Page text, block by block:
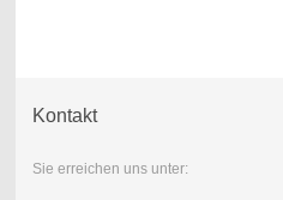
Kontakt
Sie erreichen uns unter: